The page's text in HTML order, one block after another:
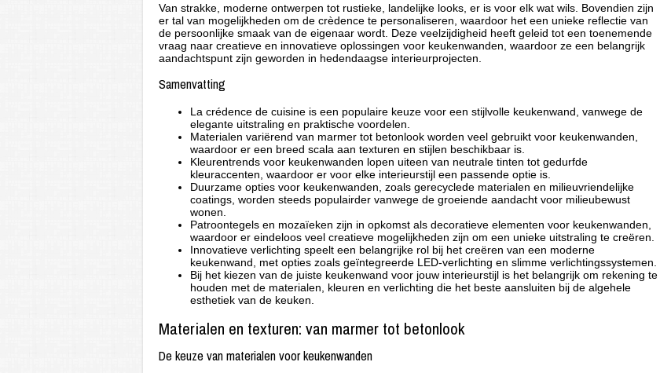
Van strakke, moderne ontwerpen tot rustieke, landelijke looks, er is voor elk wat wils. Bovendien zijn
er tal van mogelijkheden om de crèdence te personaliseren, waardoor het een unieke reflectie van
de persoonlijke smaak van de eigenaar wordt. Deze veelzijdigheid heeft geleid tot een toenemende
vraag naar creatieve en innovatieve oplossingen voor keukenwanden, waardoor ze een belangrijk
aandachtspunt zijn geworden in hedendaagse interieurprojecten.
Samenvatting
La crédence de cuisine is een populaire keuze voor een stijlvolle keukenwand, vanwege de
elegante uitstraling en praktische voordelen.
Materialen variërend van marmer tot betonlook worden veel gebruikt voor keukenwanden,
waardoor er een breed scala aan texturen en stijlen beschikbaar is.
Kleurentrends voor keukenwanden lopen uiteen van neutrale tinten tot gedurfde
kleuraccenten, waardoor er voor elke interieurstijl een passende optie is.
Duurzame opties voor keukenwanden, zoals gerecyclede materialen en milieuvriendelijke
coatings, worden steeds populairder vanwege de groeiende aandacht voor milieubewust
wonen.
Patroontegels en mozaïeken zijn in opkomst als decoratieve elementen voor keukenwanden,
waardoor er eindeloos veel creatieve mogelijkheden zijn om een unieke uitstraling te creëren.
Innovatieve verlichting speelt een belangrijke rol bij het creëren van een moderne
keukenwand, met opties zoals geïntegreerde LED-verlichting en slimme verlichtingssystemen.
Bij het kiezen van de juiste keukenwand voor jouw interieurstijl is het belangrijk om rekening te
houden met de materialen, kleuren en verlichting die het beste aansluiten bij de algehele
esthetiek van de keuken.
Materialen en texturen: van marmer tot betonlook
De keuze van materialen voor keukenwanden